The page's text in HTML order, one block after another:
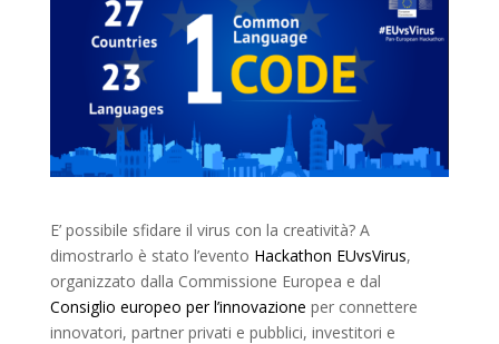
E’ possibile sfidare il virus con la creatività? A
dimostrarlo è stato l’evento Hackathon EUvsVirus,
organizzato dalla Commissione Europea e dal
Consiglio europeo per l’innovazione per connettere
innovatori, partner privati e pubblici, investitori e